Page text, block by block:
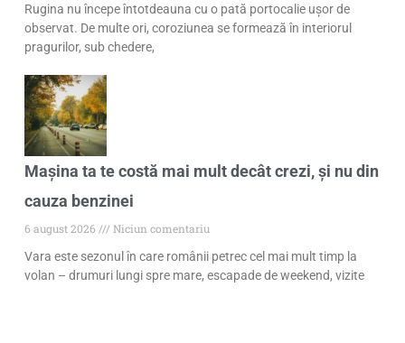
Rugina nu începe întotdeauna cu o pată portocalie ușor de
observat. De multe ori, coroziunea se formează în interiorul
pragurilor, sub chedere,
Mașina ta te costă mai mult decât crezi, și nu din
cauza benzinei
6 august 2026
Niciun comentariu
Vara este sezonul în care românii petrec cel mai mult timp la
volan – drumuri lungi spre mare, escapade de weekend, vizite